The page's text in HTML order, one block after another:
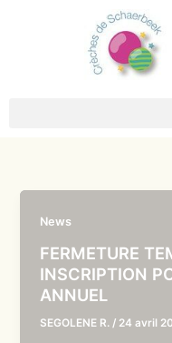
News
FERMETURE
INSCRIPTION
ANNUEL
SEGOLENE R. / 24 avril